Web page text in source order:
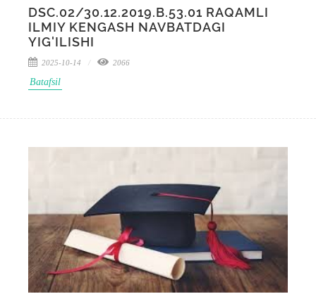
DSC.02/30.12.2019.B.53.01 RAQAMLI
ILMIY KENGASH NAVBATDAGI
YIG'ILISHI
2025-10-14 2066
Batafsil